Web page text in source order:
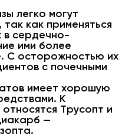
легко могут
как применяться
в сердечно-
ими более
С осторожностью их
с почечными
имеет хорошую
К
Трусопт и
—